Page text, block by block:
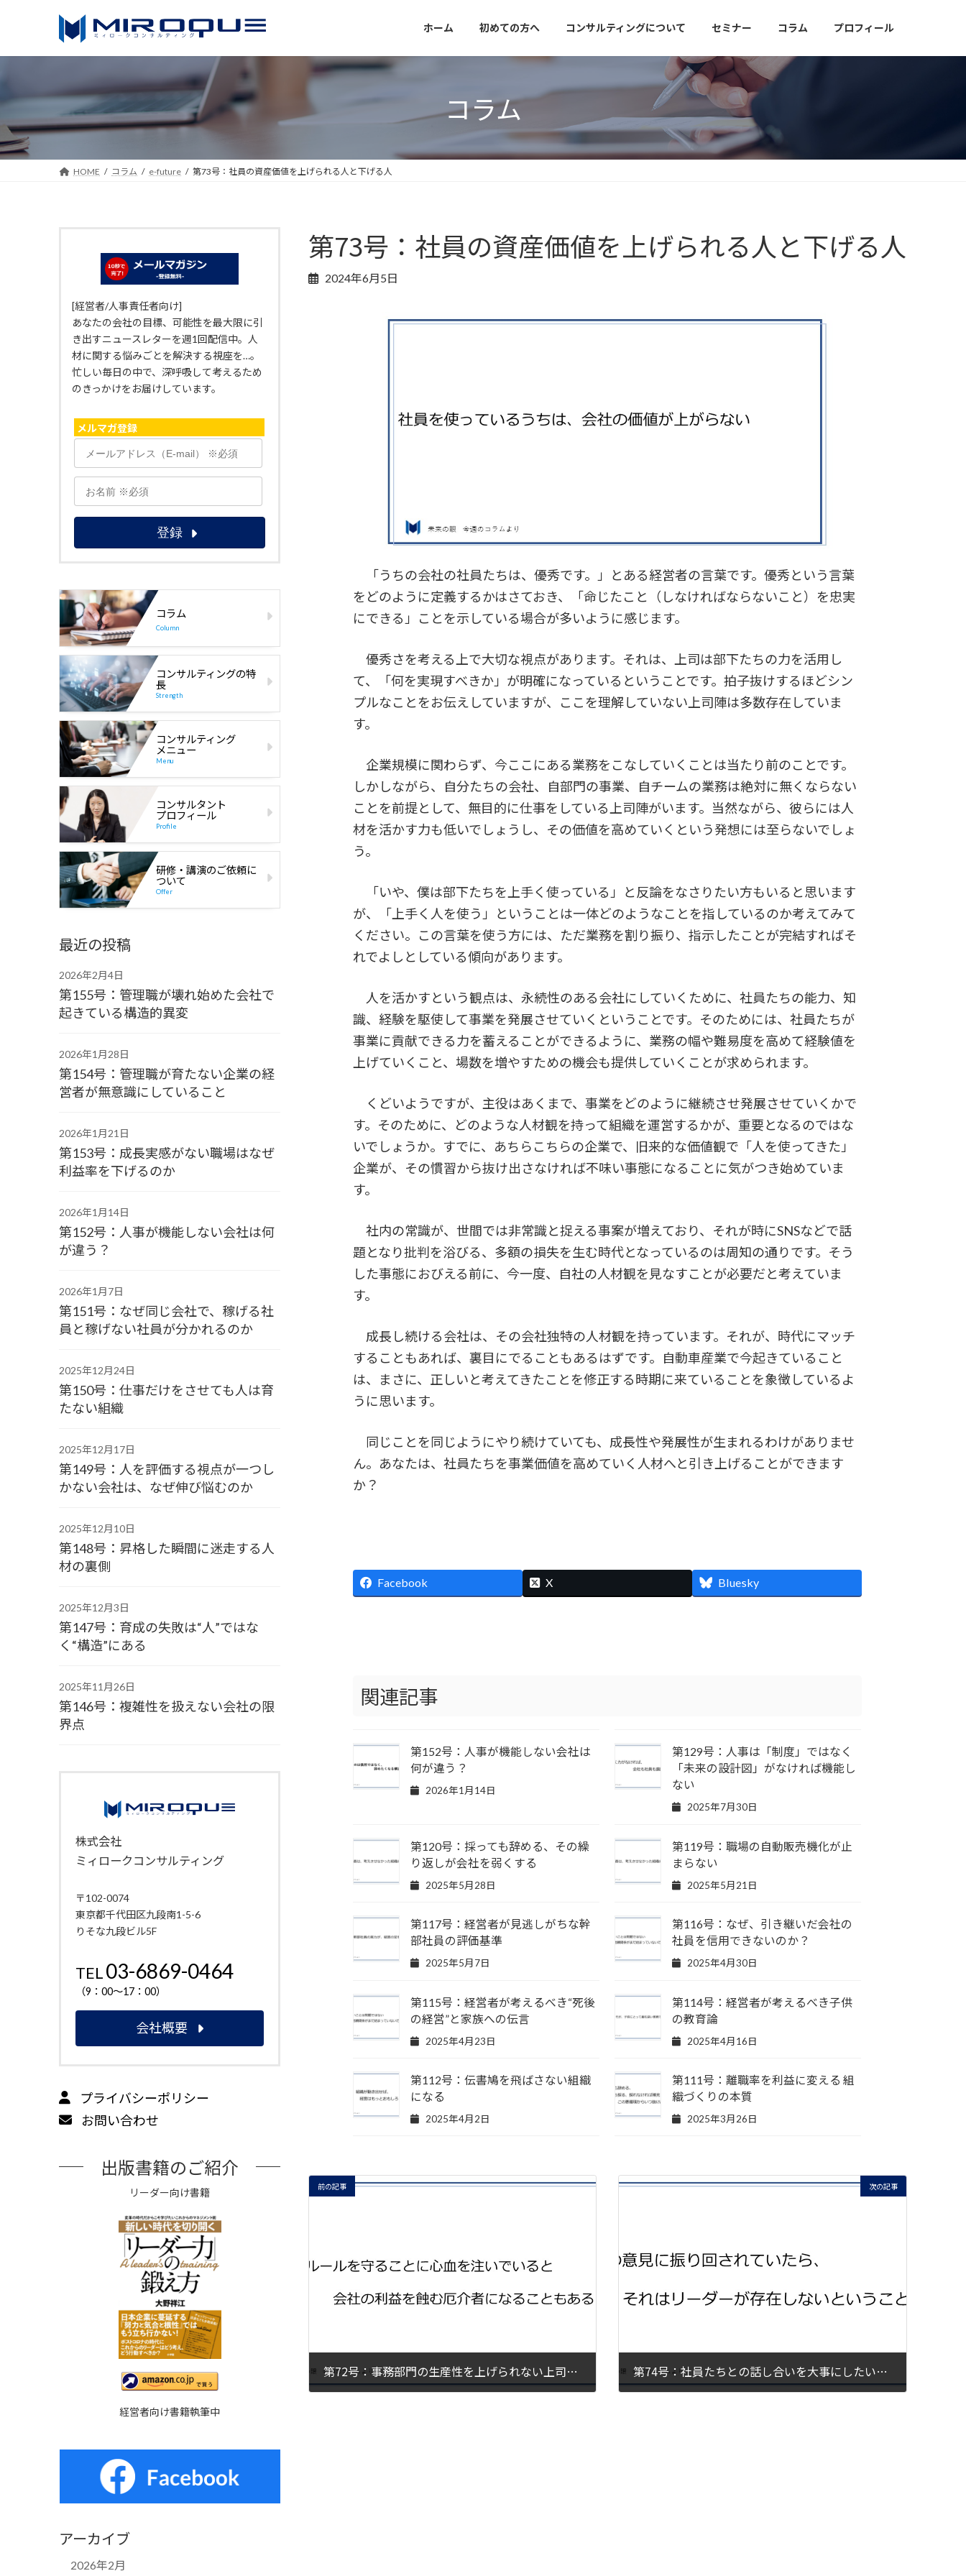
へ
ス
キ
ッ
ョ
ン
に
移
ホーム 初めての方へ コンサルティングについて セミナー コラム プロフィール
コラム
HOME コラム e-future 第73号：社員の資産価値を上げられる人と下げる人
第73号：社員の資産価値を上げられる人と下げる人
2024年6月5日
「うちの会社の社員たちは、優秀です。」とある経営者の言葉です。優秀という言葉
をどのように定義するかはさておき、「命じたこと（しなければならないこと）を忠実
にできる」ことを示している場合が多いように感じます。
優秀さを考える上で大切な視点があります。それは、上司は部下たちの力を活用し
て、「何を実現すべきか」が明確になっているということです。拍子抜けするほどシン
プルなことをお伝えしていますが、ここを理解していない上司陣は多数存在していま
す。
企業規模に関わらず、今ここにある業務をこなしていくことは当たり前のことです。
しかしながら、自分たちの会社、自部門の事業、自チームの業務は絶対に無くならない
ことを前提として、無目的に仕事をしている上司陣がいます。当然ながら、彼らには人
材を活かす力も低いでしょうし、その価値を高めていくという発想には至らないでしょ
う。
「いや、僕は部下たちを上手く使っている」と反論をなさりたい方もいると思います
が、「上手く人を使う」ということは一体どのようなことを指しているのか考えてみて
ください。この言葉を使う方には、ただ業務を割り振り、指示したことが完結すればそ
れでよしとしている傾向があります。
人を活かすという観点は、永続性のある会社にしていくために、社員たちの能力、知
識、経験を駆使して事業を発展させていくということです。そのためには、社員たちが
事業に貢献できる力を蓄えることができるように、業務の幅や難易度を高めて経験値を
上げていくこと、場数を増やすための機会も提供していくことが求められます。
くどいようですが、主役はあくまで、事業をどのように継続させ発展させていくかで
す。そのために、どのような人材観を持って組織を運営するかが、重要となるのではな
いでしょうか。すでに、あちらこちらの企業で、旧来的な価値観で「人を使ってきた」
企業が、その慣習から抜け出さなければ不味い事態になることに気がつき始めていま
す。
社内の常識が、世間では非常識と捉える事案が増えており、それが時にSNSなどで話
題となり批判を浴びる、多額の損失を生む時代となっているのは周知の通りです。そう
した事態におびえる前に、今一度、自社の人材観を見なすことが必要だと考えていま
す。
成長し続ける会社は、その会社独特の人材観を持っています。それが、時代にマッチ
することもあれば、裏目にでることもあるはずです。自動車産業で今起きていること
は、まさに、正しいと考えてきたことを修正する時期に来ていることを象徴しているよ
うに思います。
同じことを同じようにやり続けていても、成長性や発展性が生まれるわけがありませ
ん。あなたは、社員たちを事業価値を高めていく人材へと引き上げることができます
か？
Facebook X Bluesky
関連記事
第152号：人事が機能しない会社は
何が違う？
2026年1月14日
第129号：人事は「制度」ではなく
「未来の設計図」がなければ機能し
ない
2025年7月30日
第120号：採っても辞める、その繰
り返しが会社を弱くする
2025年5月28日
第119号：職場の自動販売機化が止
まらない
2025年5月21日
第117号：経営者が見逃しがちな幹
部社員の評価基準
2025年5月7日
第116号：なぜ、引き継いだ会社の
社員を信用できないのか？
2025年4月30日
第115号：経営者が考えるべき“死後
の経営”と家族への伝言
2025年4月23日
第114号：経営者が考えるべき子供
の教育論
2025年4月16日
第112号：伝書鳩を飛ばさない組織
になる
2025年4月2日
第111号：離職率を利益に変える 組
織づくりの本質
2025年3月26日
前の記事
第72号：事務部門の生産性を上げられない上司たちの思考ぐせ
2024年5月29日
次の記事
第74号：社員たちとの話し合いを大事にしたい人が陥る罠
2024年6月12日
[経営者/人事責任者向け]
あなたの会社の目標、可能性を最大限に引
き出すニュースレターを週1回配信中。人
材に関する悩みごとを解決する視座を…。
忙しい毎日の中で、深呼吸して考えるため
のきっかけをお届けしています。
メルマガ登録
コラム
Column
コンサルティングの特
長
Strength
コンサルティング
メニュー
Menu
コンサルタント
プロフィール
Profile
研修・講演のご依頼に
ついて
Offer
最近の投稿
2026年2月4日
第155号：管理職が壊れ始めた会社で
起きている構造的異変
2026年1月28日
第154号：管理職が育たない企業の経
営者が無意識にしていること
2026年1月21日
第153号：成長実感がない職場はなぜ
利益率を下げるのか
2026年1月14日
第152号：人事が機能しない会社は何
が違う？
2026年1月7日
第151号：なぜ同じ会社で、稼げる社
員と稼げない社員が分かれるのか
2025年12月24日
第150号：仕事だけをさせても人は育
たない組織
2025年12月17日
第149号：人を評価する視点が一つし
かない会社は、なぜ伸び悩むのか
2025年12月10日
第148号：昇格した瞬間に迷走する人
材の裏側
2025年12月3日
第147号：育成の失敗は“人”ではな
く“構造”にある
2025年11月26日
第146号：複雑性を扱えない会社の限
界点
株式会社
ミィロークコンサルティング
〒102-0074
東京都千代田区九段南1-5-6
りそな九段ビル5F
TEL03-6869-0464
（9：00～17：00）
会社概要
プライバシーポリシー
お問い合わせ
出版書籍のご紹介
リーダー向け書籍
経営者向け書籍執筆中
アーカイブ
2026年2月